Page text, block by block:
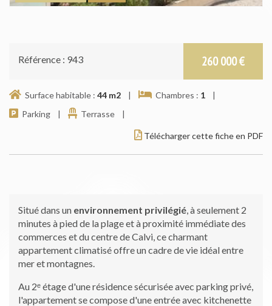
Référence : 943 260 000 €
Surface habitable : 44 m2 | Chambres : 1 |
Parking |
Terrasse |
Télécharger cette fiche en PDF
Situé dans un environnement privilégié , à seulement 2
minutes à pied de la plage et à proximité immédiate des
commerces et du centre de Calvi, ce charmant
appartement climatisé offre un cadre de vie idéal entre
mer et montagnes.
Au 2ᵉ étage d'une résidence sécurisée avec parking privé,
l'appartement se compose d'une entrée avec kitchenette